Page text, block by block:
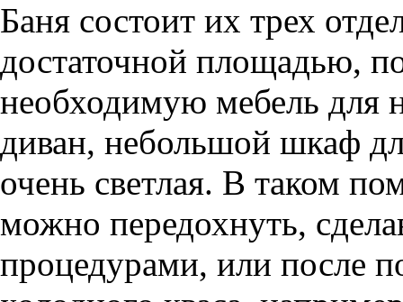
Баня состоит их трех
достаточной площадью,
необходимую мебель для
диван, небольшой шкаф
очень светлая. В таком
можно передохнуть,
процедурами, или после